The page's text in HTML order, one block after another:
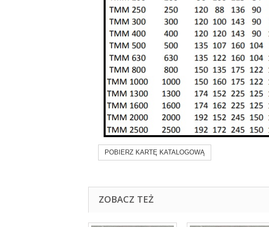
POBIERZ KARTĘ KATALOGOWĄ
ZOBACZ TEŻ